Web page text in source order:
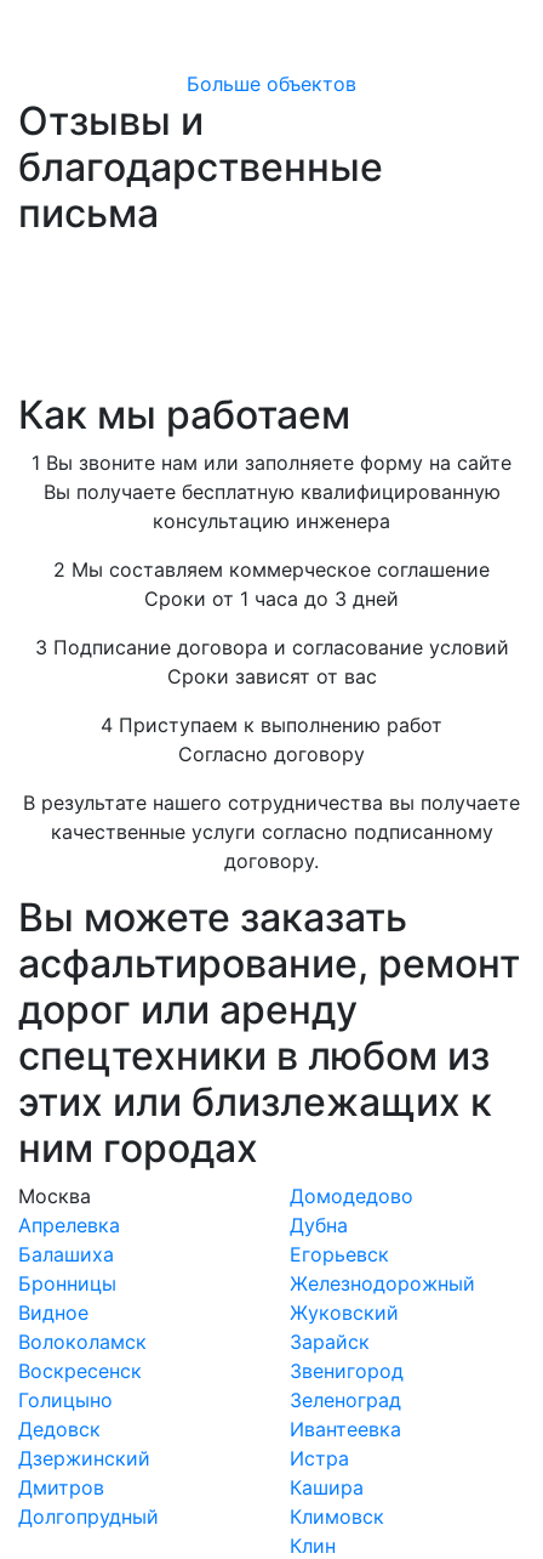
Больше объектов
Отзывы и
благодарственные
письма
Как мы работаем
1 Вы звоните нам или заполняете форму на сайте
Вы получаете бесплатную квалифицированную
консультацию инженера
2 Мы составляем коммерческое соглашение
Сроки от 1 часа до 3 дней
3 Подписание договора и согласование условий
Сроки зависят от вас
4 Приступаем к выполнению работ
Согласно договору
В результате нашего сотрудничества вы получаете
качественные услуги согласно подписанному
договору.
Вы можете заказать
асфальтирование, ремонт
дорог или аренду
спецтехники в любом из
этих или близлежащих к
ним городах
Москва
Апрелевка
Балашиха
Бронницы
Видное
Волоколамск
Воскресенск
Голицыно
Дедовск
Дзержинский
Дмитров
Долгопрудный
Домодедово
Дубна
Егорьевск
Железнодорожный
Жуковский
Зарайск
Звенигород
Зеленоград
Ивантеевка
Истра
Кашира
Климовск
Клин